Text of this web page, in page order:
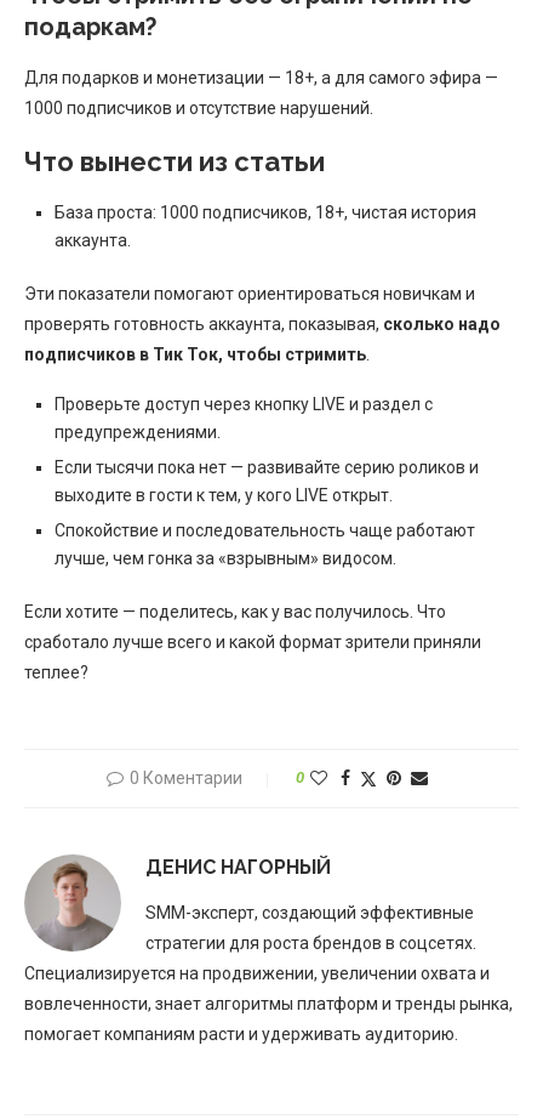
подаркам?
Для подарков и монетизации — 18+, а для самого эфира —
1000 подписчиков и отсутствие нарушений.
Что вынести из статьи
База проста: 1000 подписчиков, 18+, чистая история
аккаунта.
Эти показатели помогают ориентироваться новичкам и
проверять готовность аккаунта, показывая, сколько надо
подписчиков в Тик Ток, чтобы стримить
Проверьте доступ через кнопку LIVE и раздел с
предупреждениями.
Если тысячи пока нет — развивайте серию роликов и
выходите в гости к тем, у кого LIVE открыт.
Спокойствие и последовательность чаще работают
лучше, чем гонка за «взрывным» видосом.
Если хотите — поделитесь, как у вас получилось. Что
сработало лучше всего и какой формат зрители приняли
теплее?
0 Коментарии 0
ДЕНИС НАГОРНЫЙ
SMM-эксперт, создающий эффективные
стратегии для роста брендов в соцсетях.
Специализируется на продвижении, увеличении охвата и
вовлеченности, знает алгоритмы платформ и тренды рынка,
помогает компаниям расти и удерживать аудиторию.